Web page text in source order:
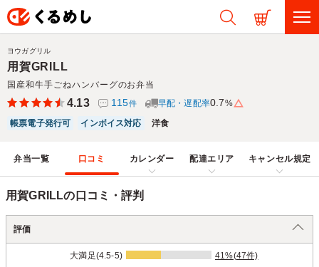
用賀GRILL
国産和牛手ごねハンバーグのお弁当
ヨウガグリル
4.13 115件 早配・遅配率0.7%
帳票電子発行可
インボイス対応 洋食
弁当一覧 口コミ カレンダー 配達エリア キャンセル規定
用賀GRILLの口コミ・評判
評価
大満足(4.5-5)
41%(47件)